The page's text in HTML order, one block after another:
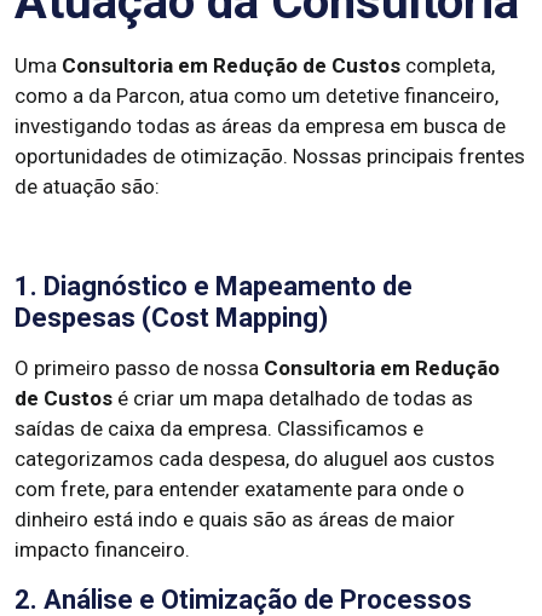
Uma Consultoria em Redução de Custos completa,
como a da Parcon, atua como um detetive financeiro,
investigando todas as áreas da empresa em busca de
oportunidades de otimização. Nossas principais frentes
de atuação são:
1. Diagnóstico e Mapeamento de
Despesas (Cost Mapping)
O primeiro passo de nossa Consultoria em Redução
de Custos é criar um mapa detalhado de todas as
saídas de caixa da empresa. Classificamos e
categorizamos cada despesa, do aluguel aos custos
com frete, para entender exatamente para onde o
dinheiro está indo e quais são as áreas de maior
impacto financeiro.
2. Análise e Otimização de Processos